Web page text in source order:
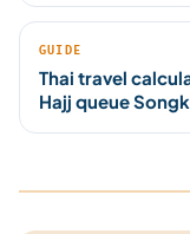
GUIDE
Thai travel
Hajj queue